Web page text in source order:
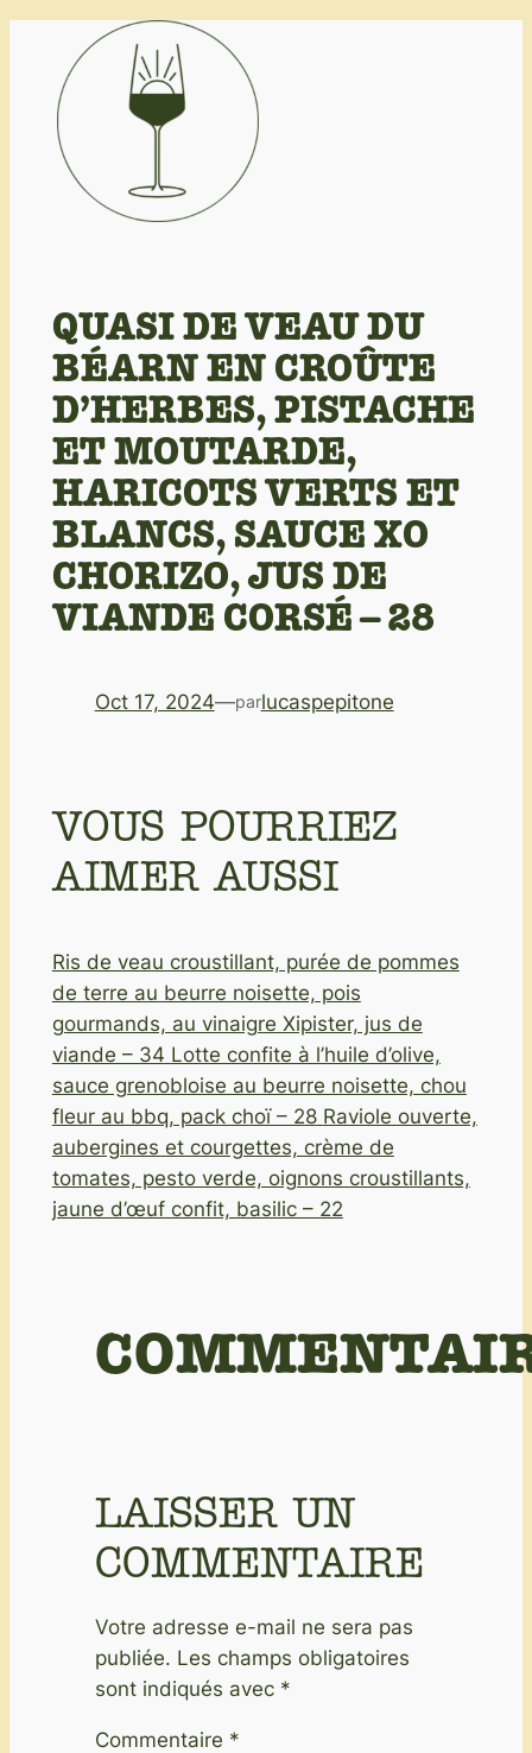
contenu
QUASI DE VEAU DU
BÉARN EN CROÛTE
D’HERBES, PISTACHE
ET MOUTARDE,
HARICOTS VERTS ET
BLANCS, SAUCE XO
CHORIZO, JUS DE
VIANDE CORSÉ – 28
Oct 17, 2024—parlucaspepitone
VOUS POURRIEZ
AIMER AUSSI
Ris de veau croustillant, purée de pommes
de terre au beurre noisette, pois
gourmands, au vinaigre Xipister, jus de
viande – 34 Lotte confite à l’huile d’olive,
sauce grenobloise au beurre noisette, chou
fleur au bbq, pack choï – 28 Raviole ouverte,
aubergines et courgettes, crème de
tomates, pesto verde, oignons croustillants,
jaune d’œuf confit, basilic – 22
LAISSER UN
COMMENTAIRE
Votre adresse e-mail ne sera pas
publiée. Les champs obligatoires
sont indiqués avec *
Commentaire *